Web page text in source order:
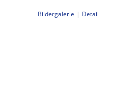
Bildergalerie Detail